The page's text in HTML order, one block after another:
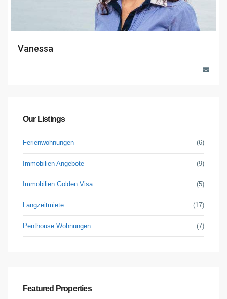
Vanessa
Our Listings
Ferienwohnungen (6)
Immobilien Angebote (9)
Immobilien Golden Visa (5)
Langzeitmiete (17)
Penthouse Wohnungen (7)
Featured Properties